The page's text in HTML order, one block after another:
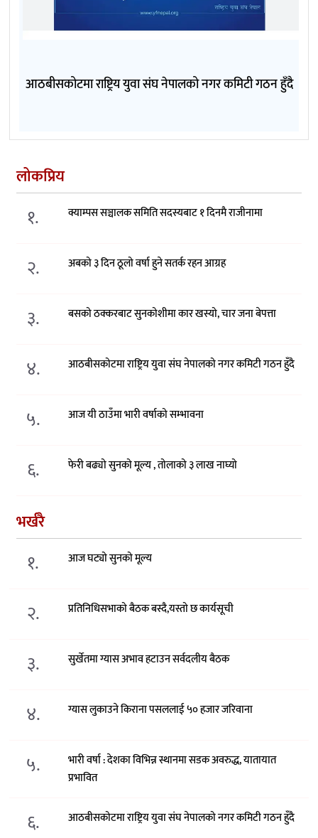
आठबीसकोटमा राष्ट्रिय युवा संघ नेपालको नगर कमिटी गठन हुँदै
लोकप्रिय
१. क्याम्पस सञ्चालक समिति सदस्यबाट १ दिनमै राजीनामा
२. अबको ३ दिन ठूलो वर्षा हुने सतर्क रहन आग्रह
३. बसको ठक्करबाट सुनकोशीमा कार खस्यो, चार जना बेपत्ता
४. आठबीसकोटमा राष्ट्रिय युवा संघ नेपालको नगर कमिटी गठन हुँदै
५. आज यी ठाउँमा भारी वर्षाको सम्भावना
६. फेरी बढ्यो सुनको मूल्य , तोलाको ३ लाख नाघ्यो
भर्खरै
१. आज घट्यो सुनको मूल्य
२. प्रतिनिधिसभाको बैठक बस्दै,यस्तो छ कार्यसूची
३. सुर्खेतमा ग्यास अभाव हटाउन सर्वदलीय बैठक
४. ग्यास लुकाउने किराना पसललाई ५० हजार जरिवाना
५.
भारी वर्षा : देशका विभिन्न स्थानमा सडक अवरुद्ध, यातायात
प्रभावित
६. आठबीसकोटमा राष्ट्रिय युवा संघ नेपालको नगर कमिटी गठन हुँदै